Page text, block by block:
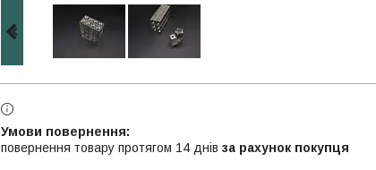
повернення товару протягом 14 днів за рахунок покупця